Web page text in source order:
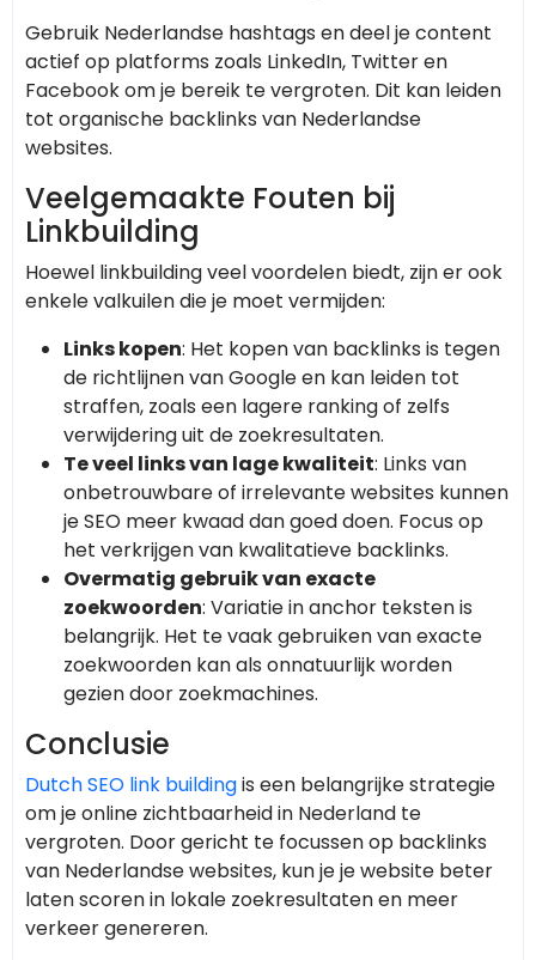
Gebruik Nederlandse hashtags en deel je content
actief op platforms zoals LinkedIn, Twitter en
Facebook om je bereik te vergroten. Dit kan leiden
tot organische backlinks van Nederlandse
websites.
Veelgemaakte Fouten bij
Linkbuilding
Hoewel linkbuilding veel voordelen biedt, zijn er ook
enkele valkuilen die je moet vermijden:
Links kopen: Het kopen van backlinks is tegen
de richtlijnen van Google en kan leiden tot
straffen, zoals een lagere ranking of zelfs
verwijdering uit de zoekresultaten.
Te veel links van lage kwaliteit: Links van
onbetrouwbare of irrelevante websites kunnen
je SEO meer kwaad dan goed doen. Focus op
het verkrijgen van kwalitatieve backlinks.
Overmatig gebruik van exacte
zoekwoorden: Variatie in anchor teksten is
belangrijk. Het te vaak gebruiken van exacte
zoekwoorden kan als onnatuurlijk worden
gezien door zoekmachines.
Conclusie
Dutch SEO link buildingis een belangrijke strategie
om je online zichtbaarheid in Nederland te
vergroten. Door gericht te focussen op backlinks
van Nederlandse websites, kun je je website beter
laten scoren in lokale zoekresultaten en meer
verkeer genereren.